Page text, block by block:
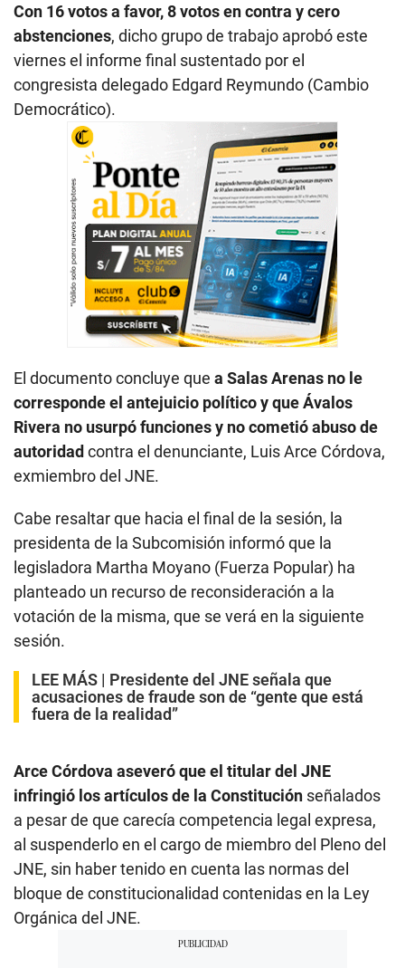
Con 16 votos a favor, 8 votos en contra y cero
abstenciones, dicho grupo de trabajo aprobó este
viernes el informe final sustentado por el
congresista delegado Edgard Reymundo (Cambio
Democrático).
El documento concluye que a Salas Arenas no le
corresponde el antejuicio político y que Ávalos
Rivera no usurpó funciones y no cometió abuso de
autoridadcontra el denunciante, Luis Arce Córdova,
exmiembro del JNE.
Cabe resaltar que hacia el final de la sesión, la
presidenta de la Subcomisión informó que la
legisladora Martha Moyano (Fuerza Popular) ha
planteado un recurso de reconsideración a la
votación de la misma, que se verá en la siguiente
sesión.
LEE MÁS | Presidente del JNE señala que
acusaciones de fraude son de “gente que está
fuera de la realidad”
Arce Córdova aseveró que el titular del JNE
infringió los artículos de la Constitución señalados
a pesar de que carecía competencia legal expresa,
al suspenderlo en el cargo de miembro del Pleno del
JNE, sin haber tenido en cuenta las normas del
bloque de constitucionalidad contenidas en la Ley
Orgánica del JNE.